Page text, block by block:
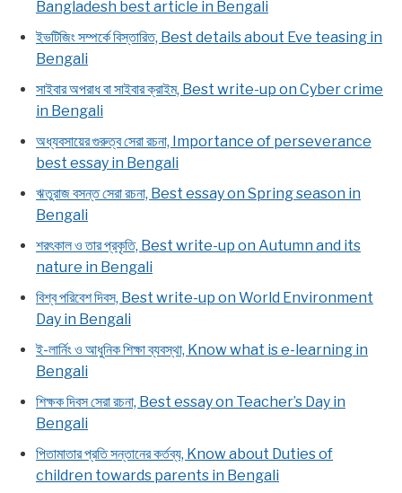
Bangladesh best article in Bengali
ইভটিজিং সম্পর্কে বিস্তারিত, Best details about Eve teasing in
Bengali
সাইবার অপরাধ বা সাইবার ক্রাইম, Best write-up on Cyber crime
in Bengali
অধ্যবসায়ের গুরুত্ব সেরা রচনা, Importance of perseverance
best essay in Bengali
ঋতুরাজ বসন্ত সেরা রচনা, Best essay on Spring season in
Bengali
শরৎকাল ও তার প্রকৃতি, Best write-up on Autumn and its
nature in Bengali
বিশ্ব পরিবেশ দিবস, Best write-up on World Environment
Day in Bengali
ই-লার্নিং ও আধুনিক শিক্ষা ব্যবস্থা, Know what is e-learning in
Bengali
শিক্ষক দিবস সেরা রচনা, Best essay on Teacher’s Day in
Bengali
পিতামাতার প্রতি সন্তানের কর্তব্য, Know about Duties of
children towards parents in Bengali